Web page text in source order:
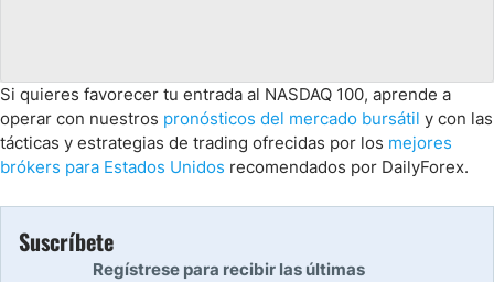
Si quieres favorecer tu entrada al NASDAQ 100, aprende a
operar con nuestros pronósticos del mercado bursátil y con las
tácticas y estrategias de trading ofrecidas por los mejores
brókers para Estados Unidos recomendados por DailyForex.
Suscríbete
Regístrese para recibir las últimas